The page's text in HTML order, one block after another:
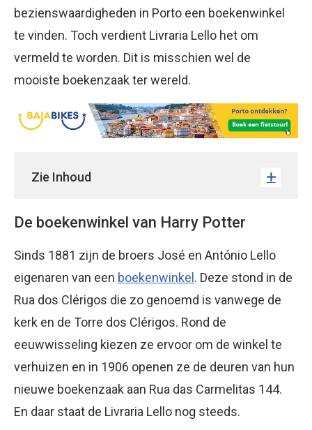
bezienswaardigheden in Porto een boekenwinkel
te vinden. Toch verdient Livraria Lello het om
vermeld te worden. Dit is misschien wel de
mooiste boekenzaak ter wereld.
Zie Inhoud
De boekenwinkel van Harry Potter
Sinds 1881 zijn de broers José en António Lello
eigenaren van een boekenwinkel . Deze stond in de
Rua dos Clérigos die zo genoemd is vanwege de
kerk en de Torre dos Clérigos. Rond de
eeuwwisseling kiezen ze ervoor om de winkel te
verhuizen en in 1906 openen ze de deuren van hun
nieuwe boekenzaak aan Rua das Carmelitas 144.
En daar staat de Livraria Lello nog steeds.